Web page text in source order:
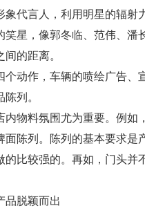
言人，利用明星的辐射
星，像郭冬临、范伟、
的距离。
作，车辆的喷绘广告、
列。
料氛围尤为重要。例如
陈列。陈列的基本要求
的比较强的。再如，门头
脱颖而出